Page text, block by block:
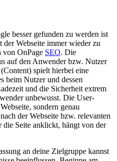
besser gefunden zu werden ist
Webseite immer wieder zu
von OnPage SEO. Die
auf den Anwender bzw. Nutzer
spielt hierbei eine
beim Nutzer und dessen
und die Sicherheit extrem
unbewusst. Die User-
sondern genau
der Webseite bzw. relevanten
Seite anklickt, hängt von der
an deine Zielgruppe kannst